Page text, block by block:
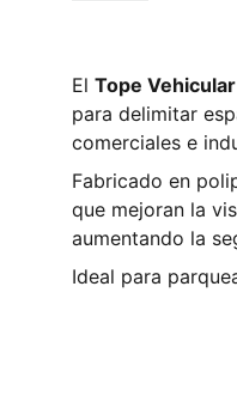
El Tope
para delimitar
comerciales e
Fabricado en
que mejoran la
aumentando la
Ideal para